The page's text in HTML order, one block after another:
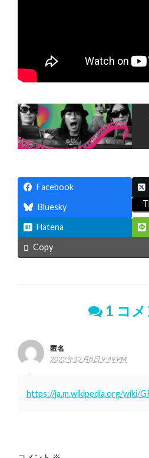
Facebook
Bluesky
Hatena
Copy
1 コメ
匿名
2022年12月8日 9:49 PM
https://ja.m.wikipedia.org/wiki/